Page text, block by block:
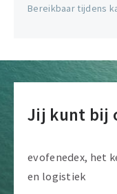
Bereikbaar tijdens
Jij kunt bij
evofenedex, het
en logistiek